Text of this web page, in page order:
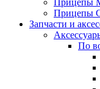
Прицепы
Прицепы
Запчасти и
По